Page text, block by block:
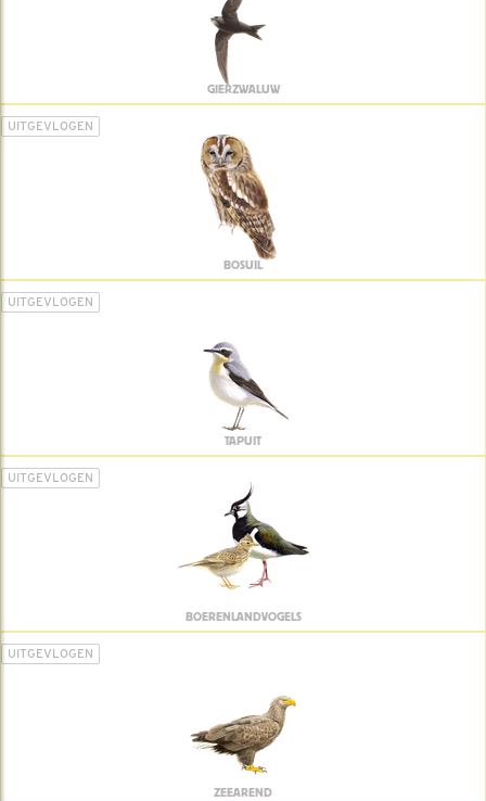
GIERZWALUW
UITGEVLOGEN
BOSUIL
UITGEVLOGEN
TAPUIT
UITGEVLOGEN
BOERENLANDVOGELS
UITGEVLOGEN
ZEEAREND